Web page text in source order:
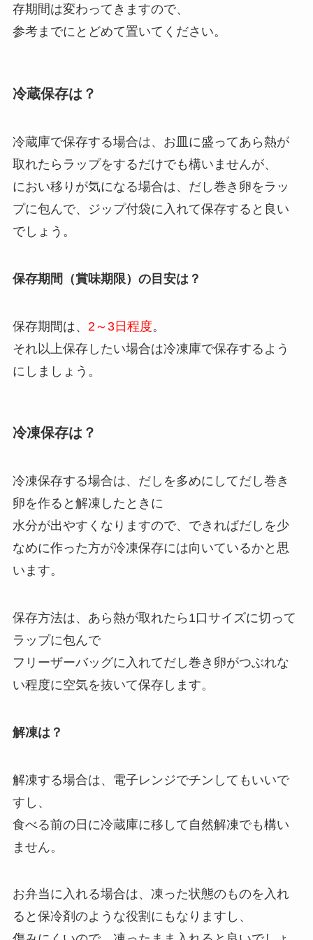
存期間は変わってきますので、
参考までにとどめて置いてください。
冷蔵保存は？
冷蔵庫で保存する場合は、お皿に盛ってあら熱が
取れたらラップをするだけでも構いませんが、
におい移りが気になる場合は、だし巻き卵をラッ
プに包んで、ジップ付袋に入れて保存すると良い
でしょう。
保存期間（賞味期限）の目安は？
保存期間は、 2～3日程度。
それ以上保存したい場合は冷凍庫で保存するよう
にしましょう。
冷凍保存は？
冷凍保存する場合は、だしを多めにしてだし巻き
卵を作ると解凍したときに
水分が出やすくなりますので、できればだしを少
なめに作った方が冷凍保存には向いているかと思
います。
保存方法は、あら熱が取れたら1口サイズに切って
ラップに包んで
フリーザーバッグに入れてだし巻き卵がつぶれな
い程度に空気を抜いて保存します。
解凍は？
解凍する場合は、電子レンジでチンしてもいいで
すし、
食べる前の日に冷蔵庫に移して自然解凍でも構い
ません。
お弁当に入れる場合は、凍った状態のものを入れ
ると保冷剤のような役割にもなりますし、